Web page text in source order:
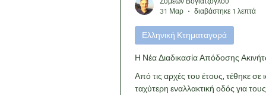
Η Νέα Διαδικασία Απόδοσης
Από τις αρχές του έτους, τέθηκε σε
ταχύτερη εναλλακτική οδός για τους
Ελληνική Κτηματαγορά
31 Μαρ
διαβάστηκε 1 λεπτά